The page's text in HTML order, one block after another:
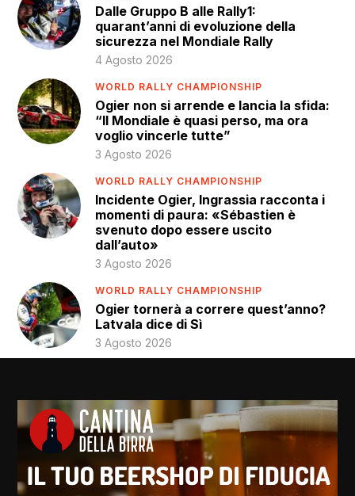
Dalle Gruppo B alle Rally1:
quarant’anni di evoluzione della
sicurezza nel Mondiale Rally
4 Agosto 2026
WORLD RALLY CHAMPIONSHIP
Ogier non si arrende e lancia la sfida:
“Il Mondiale è quasi perso, ma ora
voglio vincerle tutte”
3 Agosto 2026
WORLD RALLY CHAMPIONSHIP
Incidente Ogier, Ingrassia racconta i
momenti di paura: «Sébastien è
svenuto dopo essere uscito
dall’auto»
3 Agosto 2026
WORLD RALLY CHAMPIONSHIP
Ogier tornerà a correre quest’anno?
Latvala dice di Sì
3 Agosto 2026